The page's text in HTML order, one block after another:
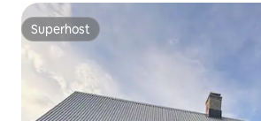
Superhost
Superhost